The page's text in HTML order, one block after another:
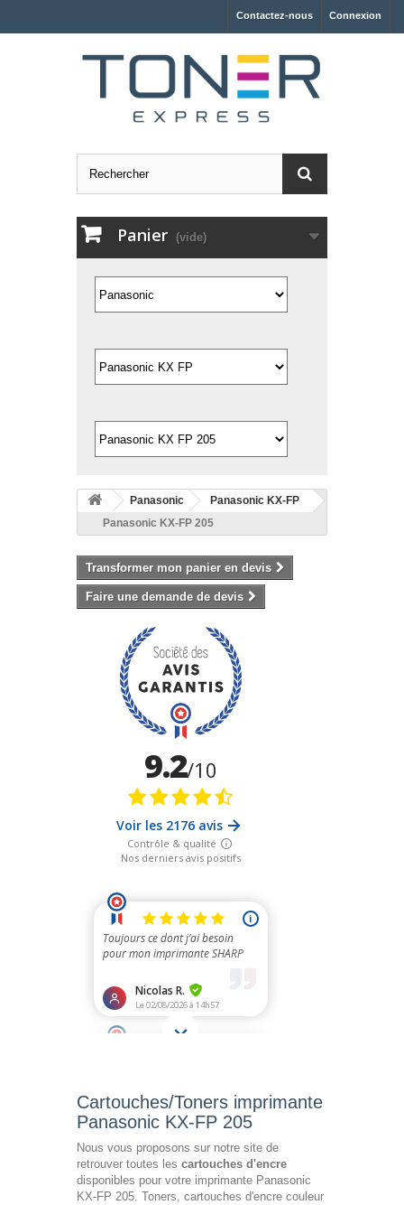
Connexion
Contactez-nous
Panier (vide)
Panasonic
Panasonic KX-FP
Panasonic KX-FP 205
Transformer mon panier en devis
Faire une demande de devis
Cartouches/Toners imprimante
Panasonic KX-FP 205
Nous vous proposons sur notre site de
retrouver toutes les cartouches d'encre
disponibles pour votre imprimante Panasonic
KX-FP 205. Toners, cartouches d'encre couleur